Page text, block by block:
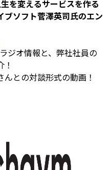
を変えるサービスを作る
ソフト菅澤英司氏のエン
ジオ情報と、弊社社員の
との対談形式の動画！